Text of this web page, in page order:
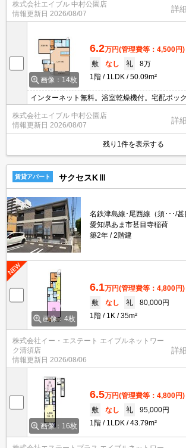
株式会社エイブル 中村公園店
情報更新日 2026/08/07
詳
画像：14枚
6.2万円(管理費等：4,500円)
敷
なし 礼
8万
1階
1LDK 50.09m²
インターネット無料。浴室乾燥機付。宅配ボッ
2基付き。
株式会社エイブル 中村公園店
情報更新日 2026/08/07
詳
残り1件を表示する
賃貸アパート サクセスKⅢ
名鉄津島線･尾西線（須･･･/
愛知県あま市甚目寺稲荷
築2年
2階建
画像：4枚
6.1万円(管理費等：4,800円)
敷
なし 礼
80,000円
1階
1K 35m²
株式会社イー・エステート エイブルネットワー
ク清須店
情報更新日 2026/08/06
詳
画像：16枚
6.5万円(管理費等：4,800円)
敷
なし 礼
95,000円
1階
1LDK 43.79m²